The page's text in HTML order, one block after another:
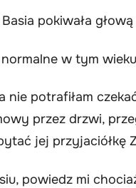
pokiwała
normalne w tym
nie potrafiłam
przez drzwi,
jej przyjaciółkę
powiedz mi